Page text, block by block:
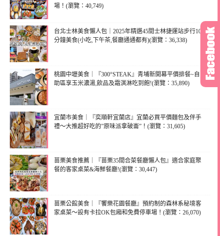
場！(瀏覽：40,749)
台北士林美食懶人包｜2025年精選45間士林捷運站步行10
分鐘美食(小吃,下午茶,餐廳通通都有)(瀏覽：36,338)
桃園中壢美食｜『300°STEAK』青埔新開幕平價排餐~自
助區享玉米濃湯,飲品及霜淇淋吃到飽!(瀏覽：35,890)
宜蘭市美食｜『奕順軒宜蘭店』宜蘭必買平價麵包及伴手
禮～大推超好吃的”原味派拿破崙”！(瀏覽：31,605)
苗栗美食推薦｜『苗栗35間合菜餐廳懶人包』適合家庭聚
餐的客家桌菜&海鮮餐廳!(瀏覽：30,447)
苗栗公館美食｜『饗樂花園餐廳』預約制的森林系秘境客
家桌菜～設有卡拉OK包廂和免費停車場！(瀏覽：26,070)